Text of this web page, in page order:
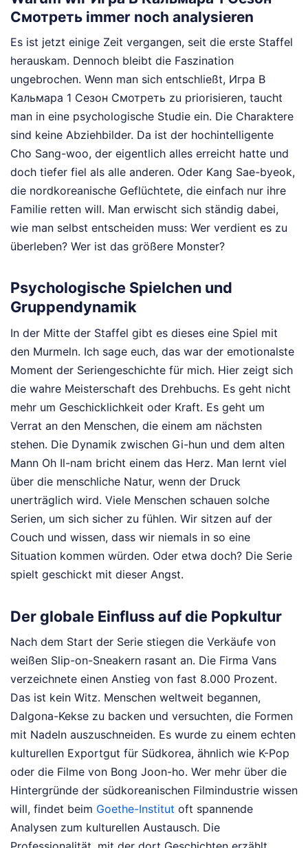
Смотреть immer noch analysieren
Es ist jetzt einige Zeit vergangen, seit die erste Staffel
herauskam. Dennoch bleibt die Faszination
ungebrochen. Wenn man sich entschließt, Игра В
Кальмара 1 Сезон Смотреть zu priorisieren, taucht
man in eine psychologische Studie ein. Die Charaktere
sind keine Abziehbilder. Da ist der hochintelligente
Cho Sang-woo, der eigentlich alles erreicht hatte und
doch tiefer fiel als alle anderen. Oder Kang Sae-byeok,
die nordkoreanische Geflüchtete, die einfach nur ihre
Familie retten will. Man erwischt sich ständig dabei,
wie man selbst entscheiden muss: Wer verdient es zu
überleben? Wer ist das größere Monster?
Psychologische Spielchen und
Gruppendynamik
In der Mitte der Staffel gibt es dieses eine Spiel mit
den Murmeln. Ich sage euch, das war der emotionalste
Moment der Seriengeschichte für mich. Hier zeigt sich
die wahre Meisterschaft des Drehbuchs. Es geht nicht
mehr um Geschicklichkeit oder Kraft. Es geht um
Verrat an den Menschen, die einem am nächsten
stehen. Die Dynamik zwischen Gi-hun und dem alten
Mann Oh Il-nam bricht einem das Herz. Man lernt viel
über die menschliche Natur, wenn der Druck
unerträglich wird. Viele Menschen schauen solche
Serien, um sich sicher zu fühlen. Wir sitzen auf der
Couch und wissen, dass wir niemals in so eine
Situation kommen würden. Oder etwa doch? Die Serie
spielt geschickt mit dieser Angst.
Der globale Einfluss auf die Popkultur
Nach dem Start der Serie stiegen die Verkäufe von
weißen Slip-on-Sneakern rasant an. Die Firma Vans
verzeichnete einen Anstieg von fast 8.000 Prozent.
Das ist kein Witz. Menschen weltweit begannen,
Dalgona-Kekse zu backen und versuchten, die Formen
mit Nadeln auszuschneiden. Es wurde zu einem echten
kulturellen Exportgut für Südkorea, ähnlich wie K-Pop
oder die Filme von Bong Joon-ho. Wer mehr über die
Hintergründe der südkoreanischen Filmindustrie wissen
will, findet beim Goethe-Institut oft spannende
Analysen zum kulturellen Austausch. Die